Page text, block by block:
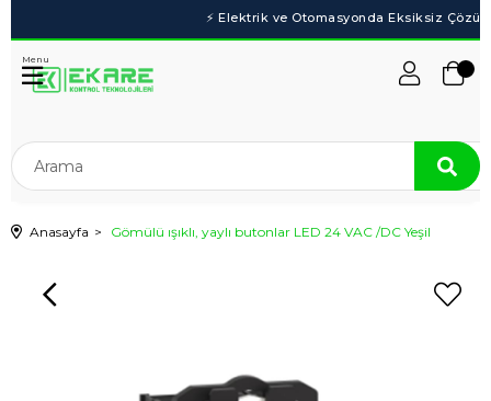
Menu
Anasayfa Gömülü ışıklı, yaylı butonlar LED 24 VAC /DC Yeşil